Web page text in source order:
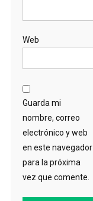
Web
Guarda mi
nombre, correo
electrónico y web
en este navegador
para la próxima
vez que comente.